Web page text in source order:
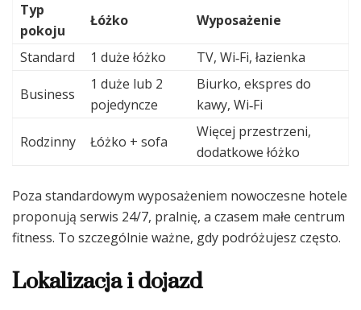
Typ
pokoju
Łóżko Wyposażenie
Standard 1 duże łóżko TV, Wi‑Fi, łazienka
Business
1 duże lub 2
pojedyncze
Biurko, ekspres do
kawy, Wi‑Fi
Rodzinny Łóżko + sofa
Więcej przestrzeni,
dodatkowe łóżko
Poza standardowym wyposażeniem nowoczesne hotele
proponują serwis 24/7, pralnię, a czasem małe centrum
fitness. To szczególnie ważne, gdy podróżujesz często.
Lokalizacja i dojazd